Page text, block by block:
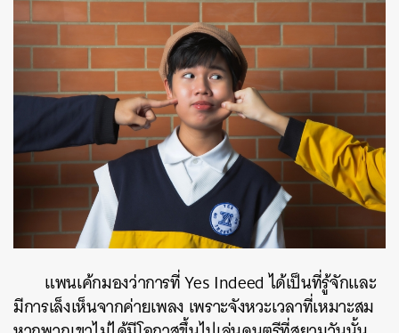
แพนเค้กมองว่าการที่ Yes Indeed ได้เป็นที่รู้จักและ
มีการเล็งเห็นจากค่ายเพลง เพราะจังหวะเวลาที่เหมาะสม